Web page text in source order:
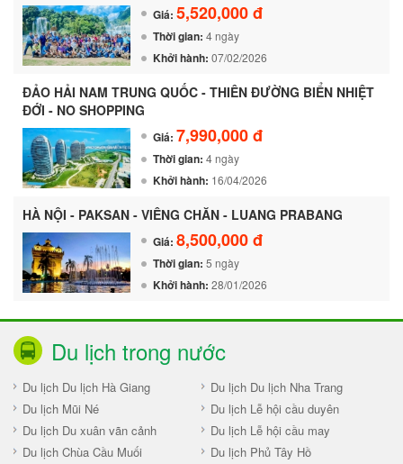
Giá: 5,520,000 đ
Thời gian: 4 ngày
Khởi hành: 07/02/2026
ĐẢO HẢI NAM TRUNG QUỐC - THIÊN ĐƯỜNG BIỂN NHIỆT
ĐỚI - NO SHOPPING
Giá: 7,990,000 đ
Thời gian: 4 ngày
Khởi hành: 16/04/2026
HÀ NỘI - PAKSAN - VIÊNG CHĂN - LUANG PRABANG
Giá: 8,500,000 đ
Thời gian: 5 ngày
Khởi hành: 28/01/2026
Du lịch trong nước
Du lịch Du lịch Hà Giang
Du lịch Du lịch Nha Trang
Du lịch Mũi Né
Du lịch Lễ hội cầu duyên
Du lịch Du xuân vãn cảnh
Du lịch Lễ hội cầu may
Du lịch Chùa Cầu Muối
Du lịch Phủ Tây Hồ